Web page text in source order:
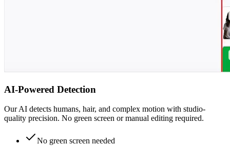
AI-Powered Detection
Our AI detects humans, hair, and complex motion with studio-
quality precision. No green screen or manual editing required.
No green screen needed